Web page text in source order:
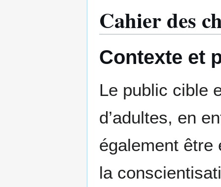
Cahier des
Contexte et
Le public cible
d’adultes, en
également être
la